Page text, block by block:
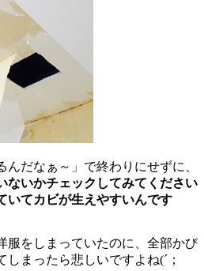
んだなぁ～」で終わりにせずに、
ないかチェックしてみてください
いてカビが生えやすいんです
服をしまっていたのに、全部かび
まったら悲しいですよね(´；